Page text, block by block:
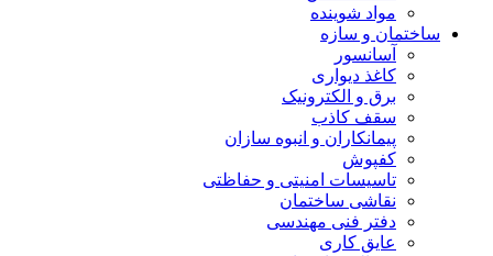
مواد شوینده
ساختمان و سازه
آسانسور
کاغذ دیواری
برق و الکترونیک
سقف کاذب
پیمانکاران و انبوه سازان
کفپوش
تاسیسات امنیتی و حفاظتی
نقاشی ساختمان
دفتر فنی مهندسی
عایق کاری